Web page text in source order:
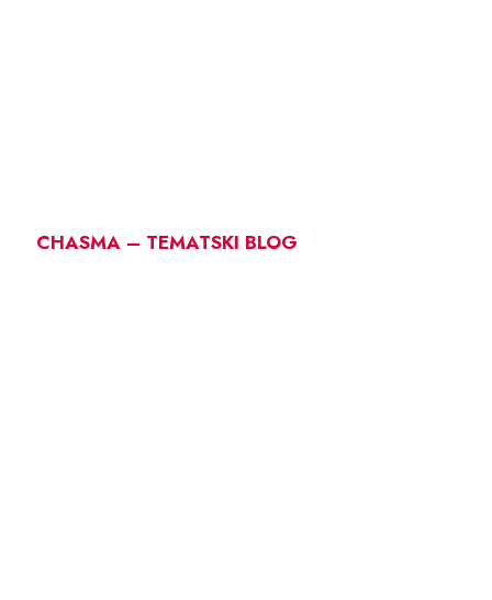
CHASMA – TEMATSKI BLOG